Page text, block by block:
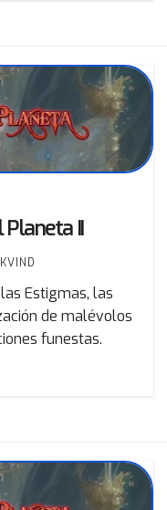
Planeta II
Estigmas, las
de malévolos
funestas.